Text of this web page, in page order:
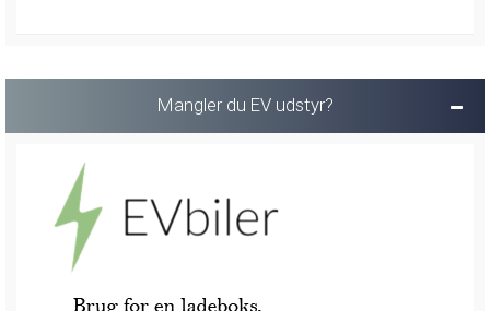
Mangler du EV udstyr?